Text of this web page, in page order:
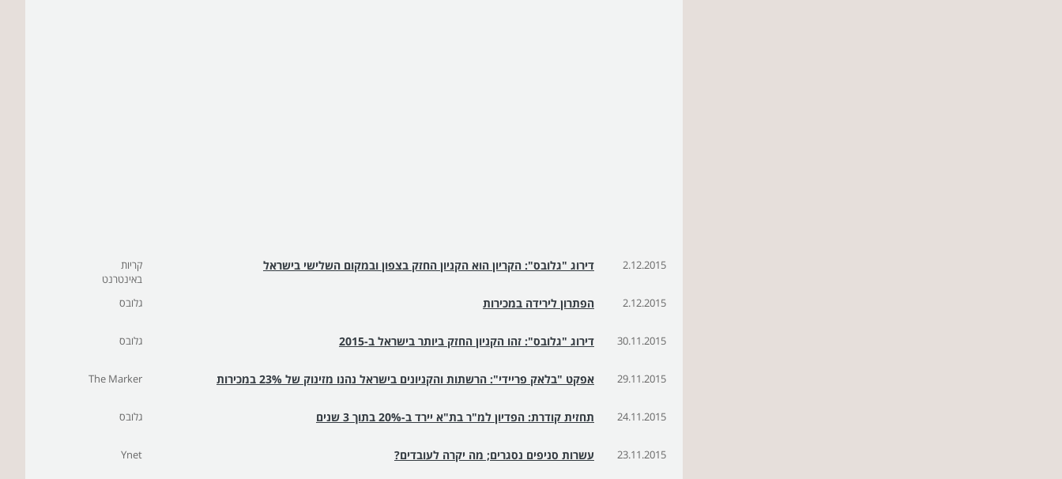
2.12.2015 דירוג "גלובס": הקריון הוא הקניון החזק בצפון ובמקום השלישי בישראל
קריות
באינטרנט
2.12.2015
הפתרון לירידה במכירות גלובס
30.11.2015 דירוג "גלובס": זהו הקניון החזק ביותר בישראל ב-2015 גלובס
29.11.2015 אפקט "בלאק פריידי": הרשתות והקניונים בישראל נהנו מזינוק של 23% במכירות The Marker
24.11.2015 תחזית קודרת: הפדיון למ"ר בת"א יירד ב-20% בתוך 3 שנים גלובס
23.11.2015 עשרות סניפים נסגרים; מה יקרה לעובדים? Ynet